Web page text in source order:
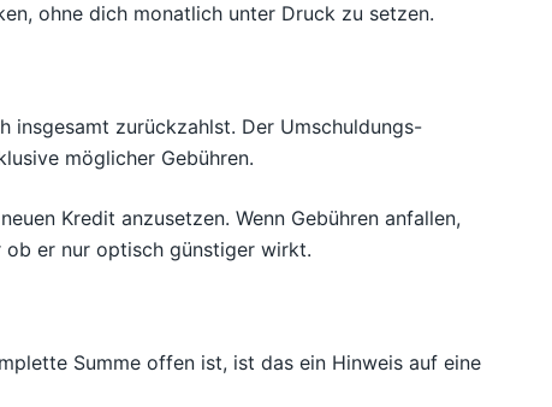
ohne dich monatlich unter Druck zu setzen.
insgesamt zurückzahlst. Der Umschuldungs-
möglicher Gebühren.
Kredit anzusetzen. Wenn Gebühren anfallen,
er nur optisch günstiger wirkt.
Summe offen ist, ist das ein Hinweis auf eine